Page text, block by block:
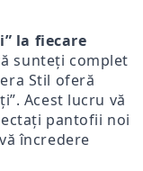
la fiecare
sunteți complet
Stil oferă
Acest lucru vă
pantofii noi
încredere